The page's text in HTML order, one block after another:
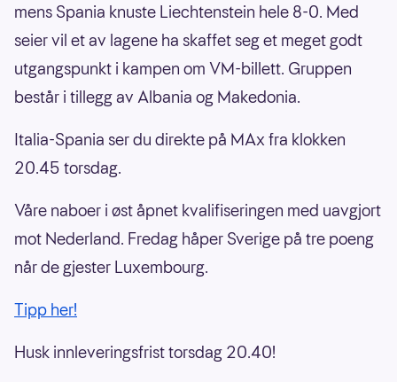
mens Spania knuste Liechtenstein hele 8-0. Med
seier vil et av lagene ha skaffet seg et meget godt
utgangspunkt i kampen om VM-billett. Gruppen
består i tillegg av Albania og Makedonia.
Italia-Spania ser du direkte på MAx fra klokken
20.45 torsdag.
Våre naboer i øst åpnet kvalifiseringen med uavgjort
mot Nederland. Fredag håper Sverige på tre poeng
når de gjester Luxembourg.
Tipp her!
Husk innleveringsfrist torsdag 20.40!